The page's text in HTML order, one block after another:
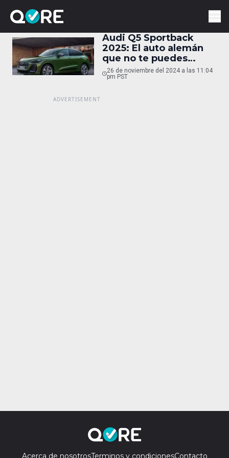
Audi Q5 Sportback
2025: El auto alemán
que no te puedes
perder
26 de noviembre del 2024 a las 11:04
pm PST
Acerca de nosotrosTerminos y condicionesContacto